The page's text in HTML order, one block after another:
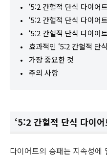
‘5:2 간헐적 단식 다이어
‘5:2 간헐적 단식 다이어
‘5:2 간헐적 단식 다이어
효과적인 ‘5:2 간헐적 단
가장 중요한 것
주의 사항
‘5:2 간헐적 단식 다이어
다이어트의 승패는 지속성에